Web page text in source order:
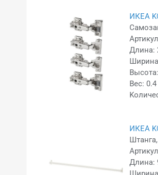
ИКЕА
Длина:
Вес: 0.4
ИКЕА
Длина: